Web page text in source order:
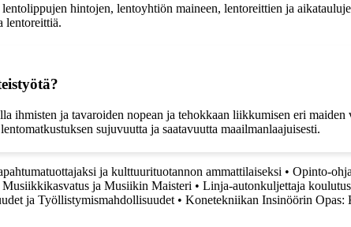
hintojen, lentoyhtiön maineen, lentoreittien ja
lentoreittiä.
ihmisten ja tavaroiden nopean ja tehokkaan liikkumisen eri
sujuvuutta ja saatavuutta maailmanlaajuisesti.
ja kulttuurituotannon ammattilaiseksi • Opinto-
Musiikkikasvatus ja Musiikin Maisteri • Linja-autonkuljettaja
ja Työllistymismahdollisuudet • Konetekniikan Insinöörin Opas: